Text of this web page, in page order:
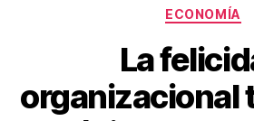
ECONOMÍA
La
organizacional